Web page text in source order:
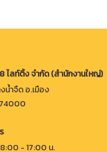
ไลท์ติ้ง จำกัด (สำนักงานใหญ่)
น้ำจืด อ.เมือง
- 17:00 น.